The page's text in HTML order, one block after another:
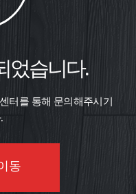
었습니다.
터를 통해 문의해주시기
동